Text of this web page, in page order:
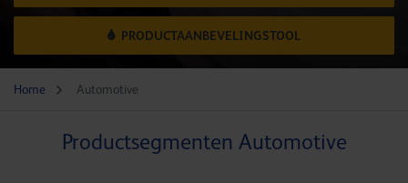
PRODUCTAANBEVELINGSTOOL
Home Automotive
Productsegmenten Automotive